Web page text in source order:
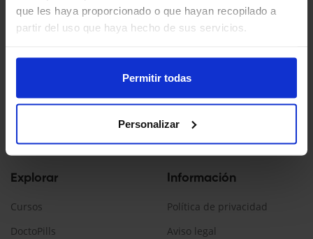
que les haya proporcionado o que hayan recopilado a
partir del uso que haya hecho de sus servicios.
Permitir todas
Personalizar
profesionales sanitarios, que prescriban/dispensen
medicamentos en España.
Explorar
Cursos
DoctoPills
Información
Política de privacidad
Aviso legal